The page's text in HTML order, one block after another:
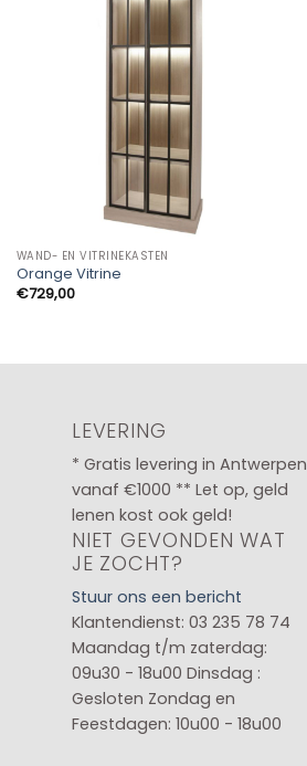
WAND- EN VITRINEKASTEN
Orange Vitrine
€729,00
LEVERING
* Gratis levering in Antwerpen
vanaf €1000 ** Let op, geld
lenen kost ook geld!
NIET GEVONDEN WAT
JE ZOCHT?
Stuur ons een bericht
Klantendienst: 03 235 78 74
Maandag t/m zaterdag:
09u30 - 18u00 Dinsdag :
Gesloten Zondag en
Feestdagen: 10u00 - 18u00